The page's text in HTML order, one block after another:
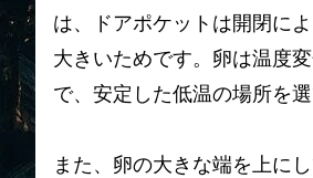
は、ドアポケットは開閉に
大きいためです。卵は温度
で、安定した低温の場所を選
また、卵の大きな端を上に